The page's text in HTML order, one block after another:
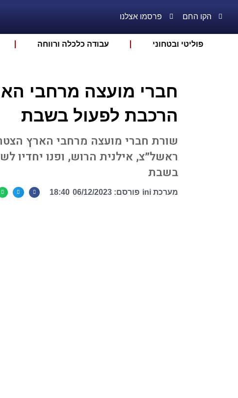
הקו החם פרסמו אצלנו
פוליטי ובטחוני עבודה כלכלה ורווחה
חברי מועצה מרחבי
הרכבת לפעול בשבת
שורת חברי מועצה מרחבי הארץ
ראשל״צ, אילנית הרוש, ופנו יחדיו
בשבת
מערכת ini פורסם: 18:40